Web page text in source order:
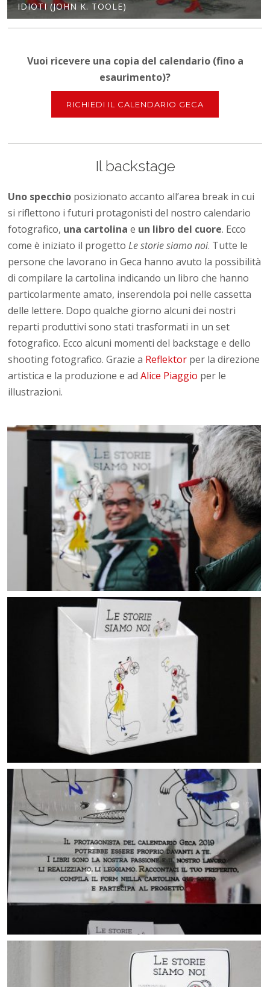
IDIOTI (JOHN K. TOOLE)
Vuoi ricevere una copia del calendario (fino a
esaurimento)?
RICHIEDI IL CALENDARIO GECA
Il backstage
Uno specchio posizionato accanto all’area break in cui
si riflettono i futuri protagonisti del nostro calendario
fotografico, una cartolina e un libro del cuore. Ecco
come è iniziato il progettoLe storie siamo noi. Tutte le
persone che lavorano in Geca hanno avuto la possibilità
di compilare la cartolina indicando un libro che hanno
particolarmente amato, inserendola poi nelle cassetta
delle lettere. Dopo qualche giorno alcuni dei nostri
reparti produttivi sono stati trasformati in un set
fotografico. Ecco alcuni momenti del backstage e dello
shooting fotografico. Grazie a Reflektor per la direzione
artistica e la produzione e adAlice Piaggio per le
illustrazioni.